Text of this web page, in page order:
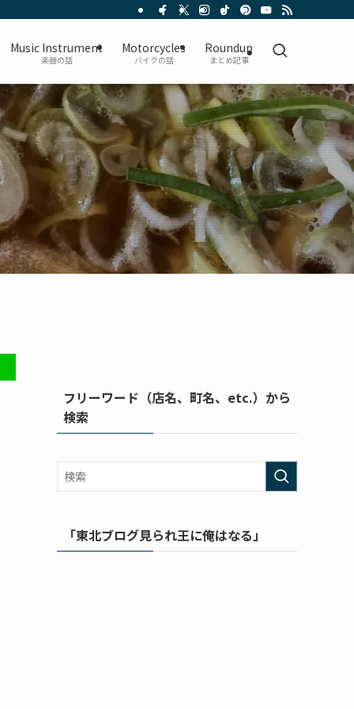
Music Instrument
楽器の話
Motorcycles
バイクの話
Roundup
まとめ記事
フリーワード（店名、町名、etc.）から
検索
「東北ブログ見られ王に俺はなる」